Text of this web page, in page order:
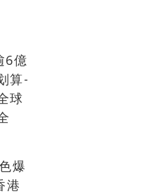
6億
算-
球
爆
港